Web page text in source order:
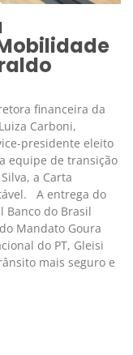
financeira da
Carboni,
presidente eleito
equipe de transição
a Carta
A entrega do
Banco do Brasil
Mandato Goura
do PT, Gleisi
mais seguro e